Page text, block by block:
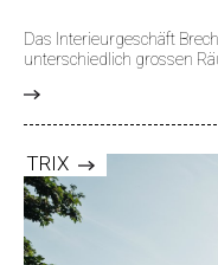
Das Interieurgeschäft
unterschiedlich grossen
TRIX